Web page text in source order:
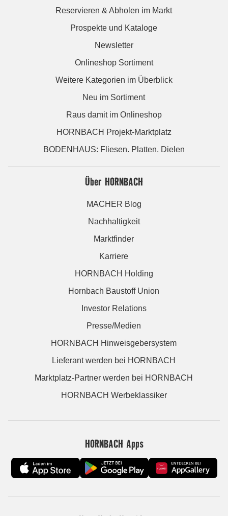
Reservieren & Abholen im Markt
Prospekte und Kataloge
Newsletter
Onlineshop Sortiment
Weitere Kategorien im Überblick
Neu im Sortiment
Raus damit im Onlineshop
HORNBACH Projekt-Marktplatz
BODENHAUS: Fliesen. Platten. Dielen
Über HORNBACH
MACHER Blog
Nachhaltigkeit
Marktfinder
Karriere
HORNBACH Holding
Hornbach Baustoff Union
Investor Relations
Presse/Medien
HORNBACH Hinweisgebersystem
Lieferant werden bei HORNBACH
Marktplatz-Partner werden bei HORNBACH
HORNBACH Werbeklassiker
HORNBACH Apps